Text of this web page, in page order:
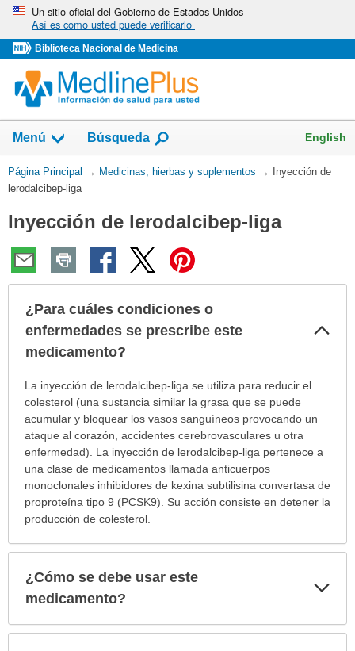
Omita
vaya
al
Contenido
Un sitio oficial del Gobierno de Estados Unidos
Así es como usted puede verificarlo
Biblioteca Nacional de Medicina
Menú
Mostrar
campo
de
Búsqueda English
Usted
está
Página Principal → Medicinas, hierbas y suplementos → Inyección de
lerodalcibep-liga
Inyección de lerodalcibep-liga
¿Para cuáles condiciones o
enfermedades se prescribe este
medicamento?
¿Para
cuáles
condiciones
enfermedades
prescribe
este
medicamento?
sido
extendido.
La inyección de lerodalcibep-liga se utiliza para reducir el
colesterol (una sustancia similar la grasa que se puede
acumular y bloquear los vasos sanguíneos provocando un
ataque al corazón, accidentes cerebrovasculares u otra
enfermedad). La inyección de lerodalcibep-liga pertenece a
una clase de medicamentos llamada anticuerpos
monoclonales inhibidores de kexina subtilisina convertasa de
proproteína tipo 9 (PCSK9). Su acción consiste en detener la
producción de colesterol.
¿Cómo se debe usar este
medicamento?